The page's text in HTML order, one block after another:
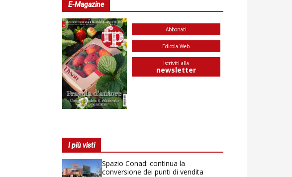
E-Magazine
Abbonati
Edicola Web
Iscriviti alla
newsletter
I più visti
Spazio Conad: continua la
conversione dei punti di vendita